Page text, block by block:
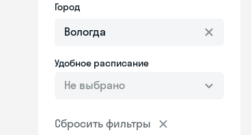
Город
Удобное расписание
Не выбрано
Сбросить фильтры